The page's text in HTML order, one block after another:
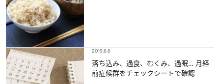
2019.6.6
落ち込み、過食、むくみ、過眠… 月経
前症候群をチェックシートで確認